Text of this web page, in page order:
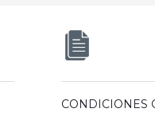
CONDICIONES